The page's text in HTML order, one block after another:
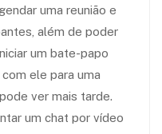
uma reunião e
além de poder
um bate-papo
ele para uma
ver mais tarde.
um chat por vídeo